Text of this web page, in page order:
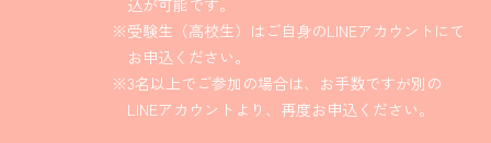
VOICE
参加者の声
DATA
データで見るオープンキャンパス
込が可能です。
※受験生（高校生）はご自身のLINEアカウントにて
お申込ください。
※3名以上でご参加の場合は、お手数ですが別の
LINEアカウントより、再度お申込ください。